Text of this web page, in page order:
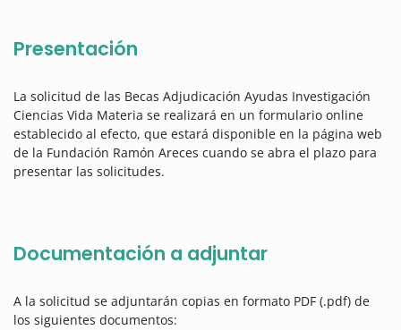
Presentación
La solicitud de las Becas Adjudicación Ayudas Investigación
Ciencias Vida Materia se realizará en un formulario online
establecido al efecto, que estará disponible en la página web
de la Fundación Ramón Areces cuando se abra el plazo para
presentar las solicitudes.
Documentación a adjuntar
A la solicitud se adjuntarán copias en formato PDF (.pdf) de
los siguientes documentos: